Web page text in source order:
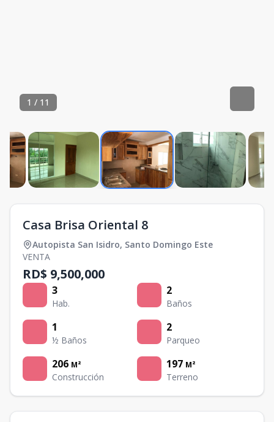
1 / 11
Casa Brisa Oriental 8
Autopista San Isidro, Santo Domingo Este
VENTA
RD$ 9,500,000
3
Hab.
2
Baños
1
½ Baños
2
Parqueo
206 M²
Construcción
197 M²
Terreno